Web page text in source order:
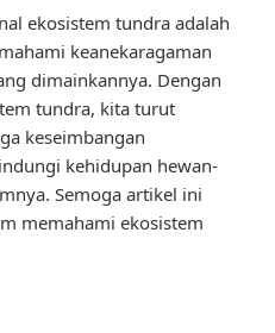
ekosistem tundra adalah
keanekaragaman
dimainkannya. Dengan
tundra, kita turut
keseimbangan
kehidupan hewan-
Semoga artikel ini
memahami ekosistem